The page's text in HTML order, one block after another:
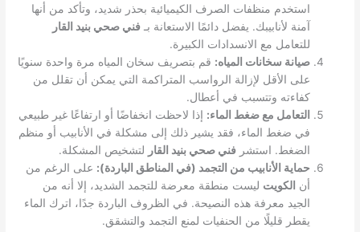
استخدم منظفات الصرف الكيميائية بحذر شديد، وتأكد من أنها
آمنة لأنابيبك. يفضل دائمًا الاستعانة بـفني صحي بنيد القار
للتعامل مع الانسدادات الكبيرة.
صيانة سخانات المياه: قم بتصريف سخان المياه مرة واحدة سنويًا
على الأقل لإزالة الرواسب المتراكمة التي يمكن أن تقلل من
كفاءته وتتسبب في أعطال.
التعامل مع ضغط الماء: إذا لاحظت انخفاضًا أو ارتفاعًا غير طبيعي
في ضغط الماء، فقد يشير ذلك إلى مشكلة في الأنابيب أو منظم
الضغط. استشرفني صحي بنيد القار لتشخيص المشكلة.
حماية الأنابيب من التجمد (في المناطق الباردة): على الرغم من
أن الكويت ليست منطقة معرضة للتجمد الشديد، إلا أنه من
الجيد معرفة هذه النصيحة. في الظروف الباردة جدًا، اترك الماء
يقطر قليلًا من الحنفيات لمنع التجمد والتشقق.